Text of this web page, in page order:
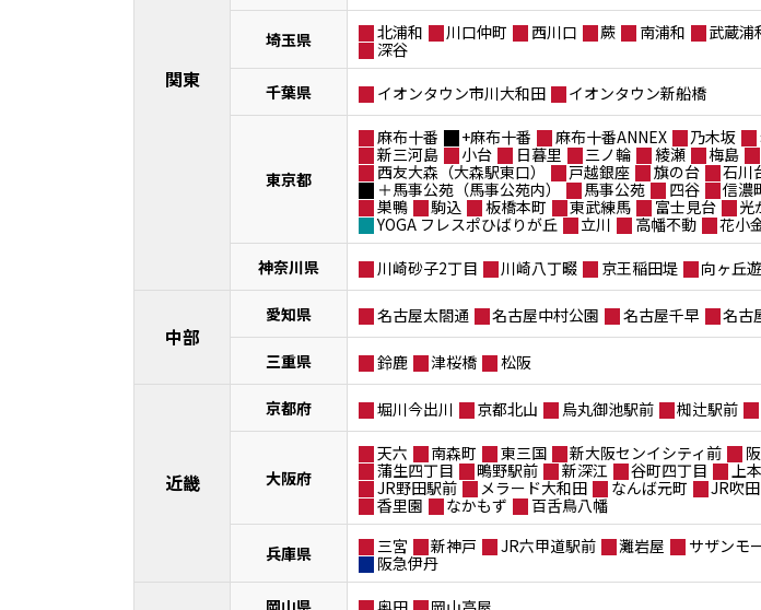
関東
埼玉県 北浦和 川口仲町 西川口 蕨 南浦和 武蔵浦
深谷
千葉県
イオンタウン市川大和田 イオンタウン新船橋
東京都
麻布十番 +麻布十番 麻布十番ANNEX 乃木坂
新三河島
小台 日暮里 三ノ輪 綾瀬 梅島
西友大森（大森駅東口）
戸越銀座 旗の台 石川
＋馬事公苑（馬事公苑内）
馬事公苑 四谷 信濃
巣鴨
駒込 板橋本町 東武練馬 富士見台 光
YOGA フレスポひばりが丘
立川 高幡不動
花小
神奈川県
川崎砂子2丁目 川崎八丁畷 京王稲田堤 向ヶ丘
中部
愛知県 名古屋太閤通 名古屋中村公園 名古屋千早 名古
三重県 鈴鹿 津桜橋 松阪
近畿
京都府 堀川今出川 京都北山 烏丸御池駅前 椥辻駅前
大阪府
天六 南森町 東三国 新大阪センイシティ前
蒲生四丁目
鴫野駅前 新深江 谷町四丁目 上
JR野田駅前
メラード大和田 なんば元町 JR吹田
香里園
なかもず 百舌鳥八幡
兵庫県 三宮 新神戸 JR六甲道駅前 灘岩屋 サザンモ
阪急伊丹
岡山県